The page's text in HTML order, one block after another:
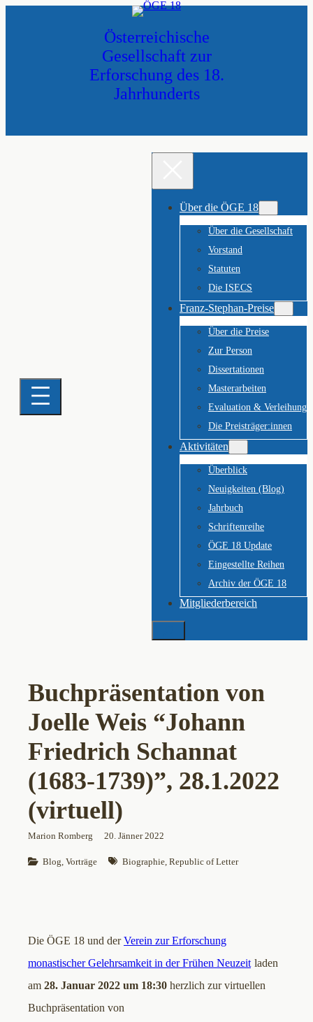
Österreichische
Gesellschaft zur
Erforschung des 18.
Jahrhunderts
Über die ÖGE 18
Über die Gesellschaft
Vorstand
Statuten
Die ISECS
Franz-Stephan-Preise
Über die Preise
Zur Person
Dissertationen
Masterarbeiten
Evaluation & Verleihung
Die Preisträger:innen
Aktivitäten
Überblick
Neuigkeiten (Blog)
Jahrbuch
Schriftenreihe
ÖGE 18 Update
Eingestellte Reihen
Archiv der ÖGE 18
Mitgliederbereich
Suchen
Buchpräsentation von
Joelle Weis “Johann
Friedrich Schannat
(1683-1739)”, 28.1.2022
(virtuell)
Marion Romberg 20. Jänner 2022
Blog, Vorträge Biographie, Republic of Letter
Die ÖGE 18 und derVerein zur Erforschung
monastischer Gelehrsamkeit in der Frühen Neuzeit laden
am 28. Januar 2022 um 18:30 herzlich zur virtuellen
Buchpräsentation von